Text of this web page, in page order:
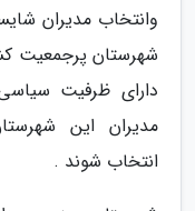
وانتخاب مدیران
شهرستان پرجمعیت
دارای ظرفیت
مدیران این
انتخاب شوند .